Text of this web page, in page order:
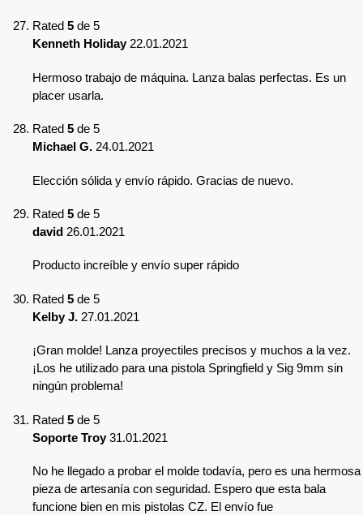
Rated 5 de 5
Kenneth Holiday 22.01.2021
Hermoso trabajo de máquina. Lanza balas perfectas. Es un
placer usarla.
Rated 5 de 5
Michael G. 24.01.2021
Elección sólida y envío rápido. Gracias de nuevo.
Rated 5 de 5
david 26.01.2021
Producto increíble y envío super rápido
Rated 5 de 5
Kelby J. 27.01.2021
¡Gran molde! Lanza proyectiles precisos y muchos a la vez.
¡Los he utilizado para una pistola Springfield y Sig 9mm sin
ningún problema!
Rated 5 de 5
Soporte Troy31.01.2021
No he llegado a probar el molde todavía, pero es una hermosa
pieza de artesanía con seguridad. Espero que esta bala
funcione bien en mis pistolas CZ. El envío fue